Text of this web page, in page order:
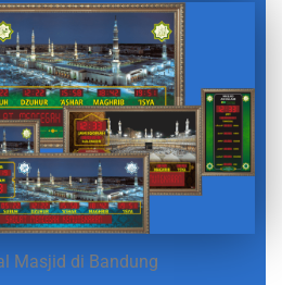
Masjid di Bandung